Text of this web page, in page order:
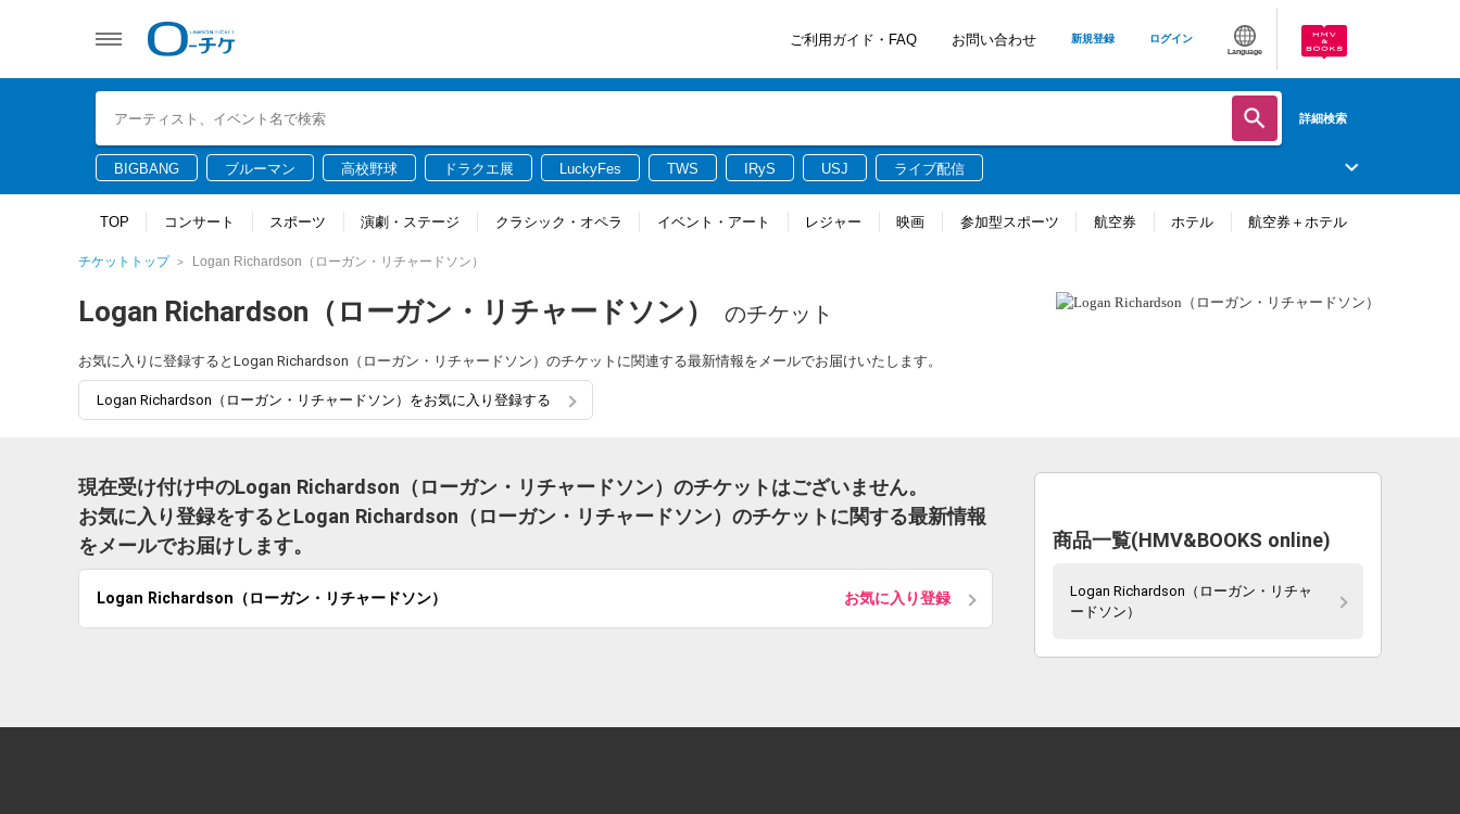
ご利用ガイド・FAQ お問い合わせ 新規登録 ログイン
Language
詳細検索
BIGBANG ブルーマン 高校野球 ドラクエ展 LuckyFes TWS IRyS USJ ライブ配信
TOP コンサート スポーツ 演劇・ステージ クラシック・オペラ イベント・アート レジャー 映画 参加型スポーツ 航空券 ホテル 航空券＋ホテル
チケットトップ Logan Richardson（ローガン・リチャードソン）
Logan Richardson（ローガン・リチャードソン） のチケット
お気に入りに登録するとLogan Richardson（ローガン・リチャードソン）のチケットに関連する最新情報をメールでお届けいたします。
Logan Richardson（ローガン・リチャードソン）をお気に入り登録する
現在受け付け中のLogan Richardson（ローガン・リチャードソン）のチケットはございません。
お気に入り登録をするとLogan Richardson（ローガン・リチャードソン）のチケットに関する最新情報
をメールでお届けします。
Logan Richardson（ローガン・リチャードソン） お気に入り登録
商品一覧(HMV&BOOKS online)
Logan Richardson（ローガン・リチャ
ードソン）